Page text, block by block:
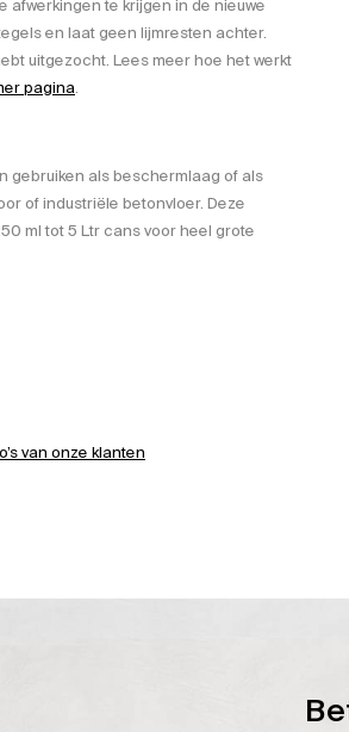
afwerkingen te krijgen in de nieuwe
en laat geen lijmresten achter.
uitgezocht. Lees meer hoe het werkt
pagina.
gebruiken als beschermlaag of als
of industriële betonvloer. Deze
ml tot 5 Ltr cans voor heel grote
van onze klanten